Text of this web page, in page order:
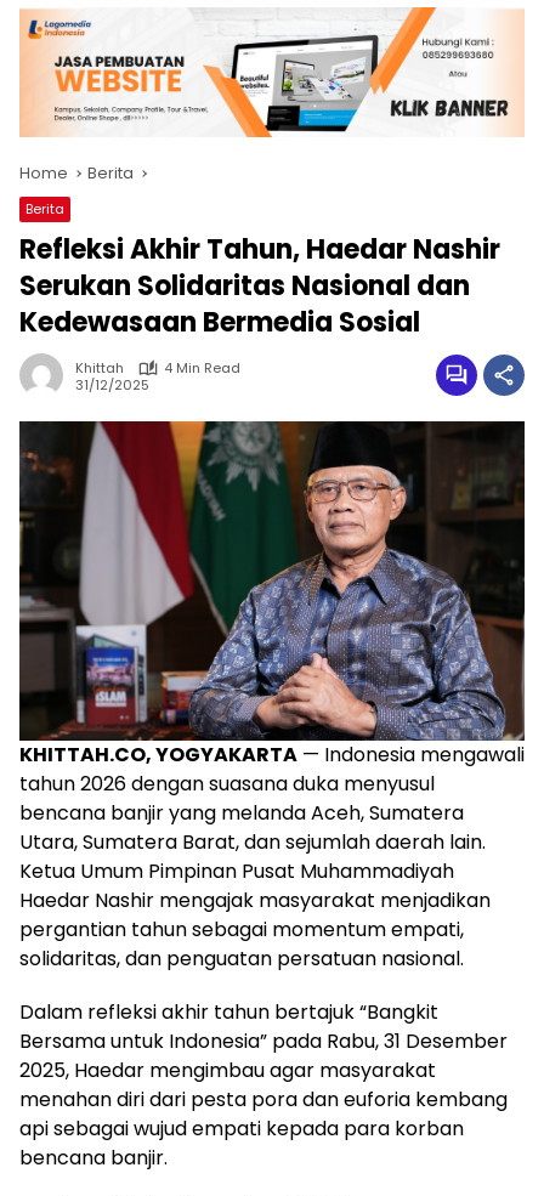
Home Berita
Berita
Refleksi Akhir Tahun, Haedar Nashir
Serukan Solidaritas Nasional dan
Kedewasaan Bermedia Sosial
Khittah
4 Min Read
31/12/2025
KHITTAH.CO, YOGYAKARTA — Indonesia mengawali
tahun 2026 dengan suasana duka menyusul
bencana banjir yang melanda Aceh, Sumatera
Utara, Sumatera Barat, dan sejumlah daerah lain.
Ketua Umum Pimpinan Pusat Muhammadiyah
Haedar Nashir mengajak masyarakat menjadikan
pergantian tahun sebagai momentum empati,
solidaritas, dan penguatan persatuan nasional.
Dalam refleksi akhir tahun bertajuk “Bangkit
Bersama untuk Indonesia” pada Rabu, 31 Desember
2025, Haedar mengimbau agar masyarakat
menahan diri dari pesta pora dan euforia kembang
api sebagai wujud empati kepada para korban
bencana banjir.